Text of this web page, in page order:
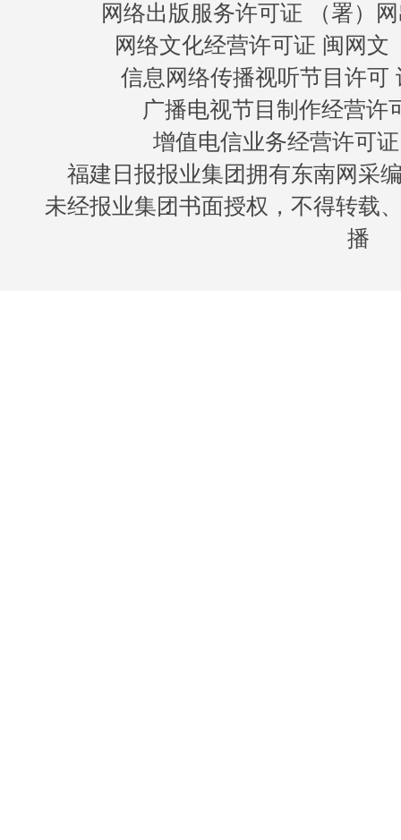
网络出版服务许可证 （署）
网络文化经营许可证 闽网文
信息网络传播视听节目许可
广播电视节目制作经营许
增值电信业务经营许可
福建日报报业集团拥有东南网采
未经报业集团书面授权，不得转载
播